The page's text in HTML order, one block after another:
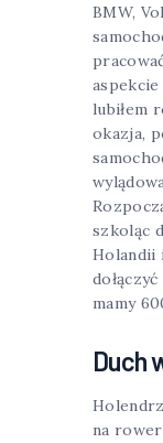
BMW,
lubiłem
okazja,
szkoląc
Holandii
mamy
Duch
na